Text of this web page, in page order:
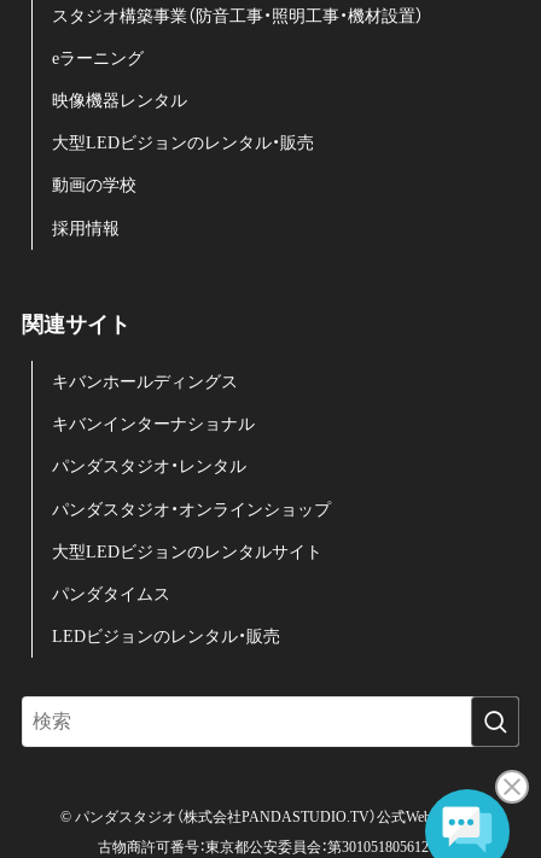
スタジオ構築事業（防音工事・照明工事・機材設置）
eラーニング
映像機器レンタル
大型LEDビジョンのレンタル・販売
動画の学校
採用情報
関連サイト
キバンホールディングス
キバンインターナショナル
パンダスタジオ・レンタル
パンダスタジオ・オンラインショップ
大型LEDビジョンのレンタルサイト
パンダタイムス
LEDビジョンのレンタル・販売
©パンダスタジオ（株式会社PANDASTUDIO.TV）公式Web サイト.
古物商許可番号：東京都公安委員会：第301051805612号